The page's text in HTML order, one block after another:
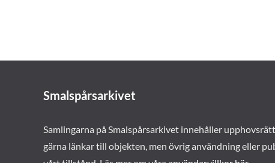
Smalspårsarkivet
Samlingarna på Smalspårsarkivet innehåller
gärna länkar till objekten, men övrig användning eller